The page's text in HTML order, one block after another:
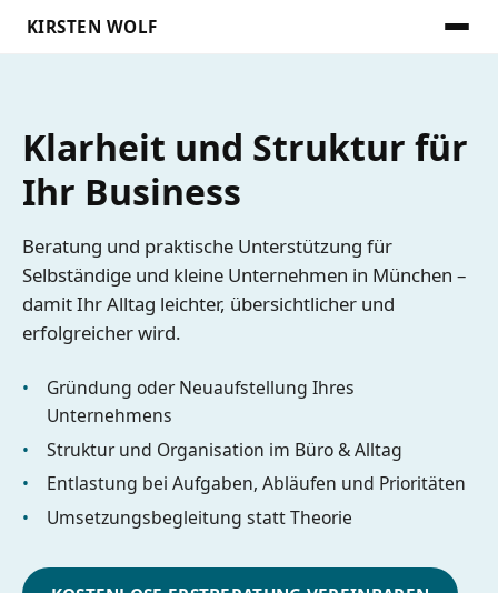
KIRSTEN WOLF Menü
Klarheit und Struktur für
Ihr Business
Beratung und praktische Unterstützung für
Selbständige und kleine Unternehmen in München –
damit Ihr Alltag leichter, übersichtlicher und
erfolgreicher wird.
Gründung oder Neuaufstellung Ihres
Unternehmens
Struktur und Organisation im Büro & Alltag
Entlastung bei Aufgaben, Abläufen und Prioritäten
Umsetzungsbegleitung statt Theorie